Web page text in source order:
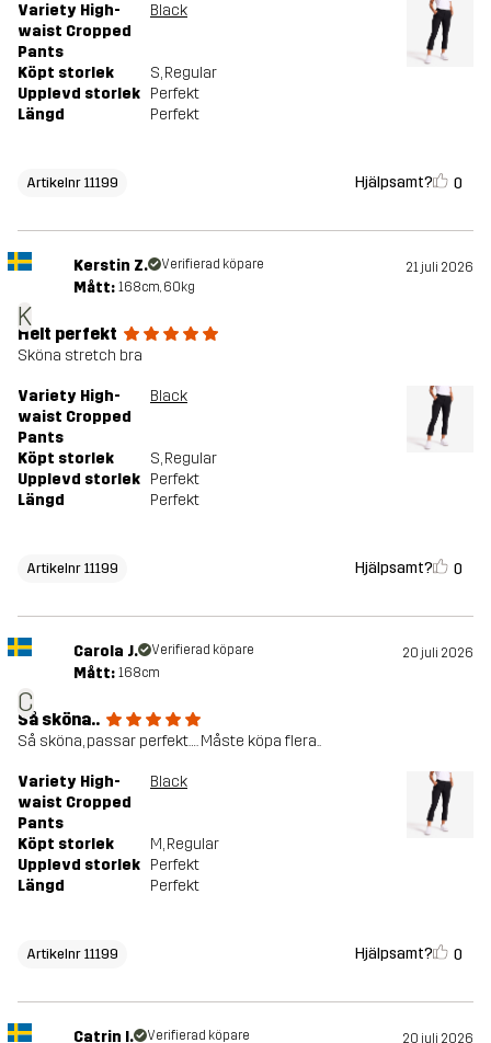
Variety High-
waist Cropped
Pants
Black
Köpt storlek S, Regular
Upplevd storlek Perfekt
Längd
Perfekt
Artikelnr 11199 Hjälpsamt? 0
K
Kerstin Z. Verifierad köpare 21 juli 2026
Mått: 168cm, 60kg
Helt perfekt
Sköna stretch bra
Variety High-
waist Cropped
Pants
Black
Köpt storlek S, Regular
Upplevd storlek Perfekt
Längd
Perfekt
Artikelnr 11199 Hjälpsamt? 0
C
Carola J. Verifierad köpare 20 juli 2026
Mått: 168cm
Så sköna..
Så sköna, passar perfekt…. Måste köpa flera..
Variety High-
waist Cropped
Pants
Black
Köpt storlek M, Regular
Upplevd storlek Perfekt
Längd
Perfekt
Artikelnr 11199 Hjälpsamt? 0
Catrin I. Verifierad köpare 20 juli 2026